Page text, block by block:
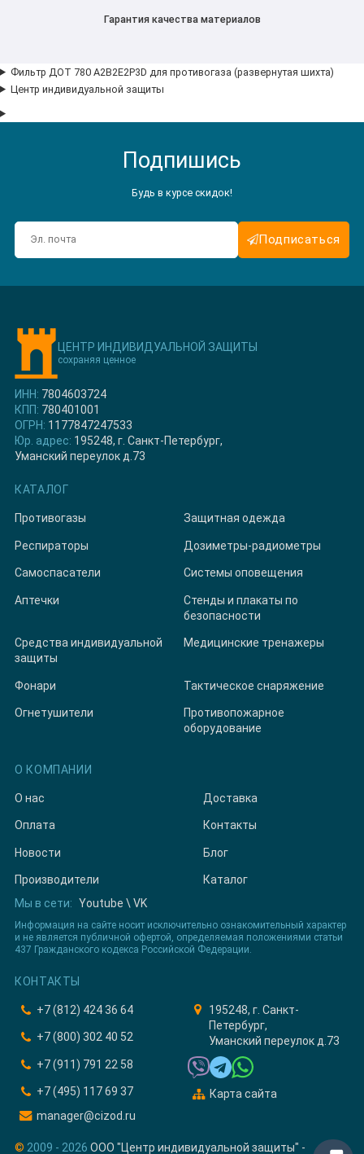
Гарантия качества материалов
Фильтр ДОТ 780 A2B2E2P3D для противогаза (развернутая шихта)
Центр индивидуальной защиты
Подпишись
Будь в курсе скидок!
Подписаться
ЦЕНТР ИНДИВИДУАЛЬНОЙ ЗАЩИТЫ
сохраняя ценное
ИНН: 7804603724
КПП: 780401001
ОГРН: 1177847247533
Юр. адрес: 195248, г. Санкт-Петербург,
Уманский переулок д.73
КАТАЛОГ
Противогазы Защитная одежда
Респираторы Дозиметры-радиометры
Самоспасатели Системы оповещения
Аптечки
Стенды и плакаты по
безопасности
Средства индивидуальной
защиты
Медицинские тренажеры
Фонари Тактическое снаряжение
Огнетушители
Противопожарное
оборудование
О КОМПАНИИ
О нас Доставка
Оплата Контакты
Новости Блог
Производители
Каталог
Мы в сети: Youtube \ VK
Информация на сайте носит исключительно ознакомительный характер
и не является публичной офертой, определяемая положениями статьи
437 Гражданского кодекса Российской Федерации.
КОНТАКТЫ
+7 (812) 424 36 64
+7 (800) 302 40 52
+7 (911) 791 22 58
+7 (495) 117 69 37
manager@cizod.ru
195248, г. Санкт-
Петербург,
Уманский переулок д.73
Карта сайта
© 2009 - 2026 ООО "Центр индивидуальной защиты" -